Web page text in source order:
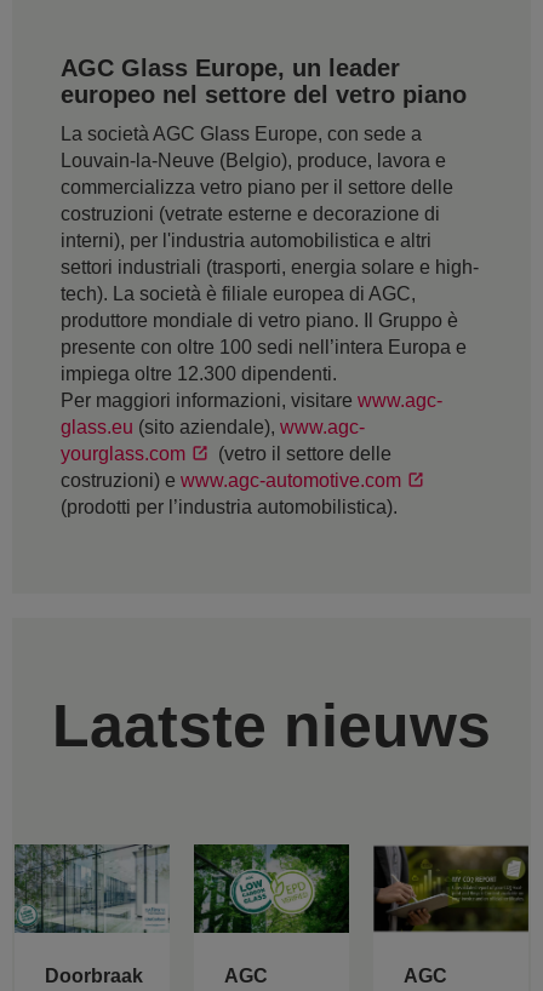
AGC Glass Europe, un leader
europeo nel settore del vetro piano
La società AGC Glass Europe, con sede a
Louvain-la-Neuve (Belgio), produce, lavora e
commercializza vetro piano per il settore delle
costruzioni (vetrate esterne e decorazione di
interni), per l'industria automobilistica e altri
settori industriali (trasporti, energia solare e high-
tech). La società è filiale europea di AGC,
produttore mondiale di vetro piano. Il Gruppo è
presente con oltre 100 sedi nell’intera Europa e
impiega oltre 12.300 dipendenti.
Per maggiori informazioni, visitare www.agc-
glass.eu (sito aziendale), www.agc-
yourglass.com
(vetro il settore delle
costruzioni) e www.agc-automotive.com
(prodotti per l’industria automobilistica).
Laatste nieuws
Doorbraak
AGC
AGC